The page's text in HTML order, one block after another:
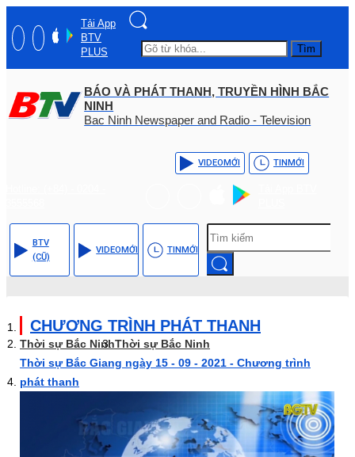
Tải App
BTV
PLUS
Tìm
BÁO VÀ PHÁT THANH, TRUYỀN HÌNH BẮC
NINH
Bac Ninh Newspaper and Radio - Television
VIDEOMỚI TINMỚI
BTV
(CŨ)
VIDEOMỚI TINMỚI
CHƯƠNG TRÌNH PHÁT THANH
Thời sự Bắc NinhThời sự Bắc Ninh
Thời sự Bắc Giang ngày 15 - 09 - 2021 - Chương trình
phát thanh